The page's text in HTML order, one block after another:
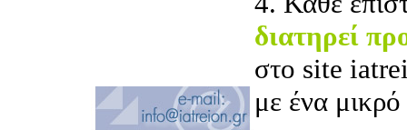
διατηρεί
στο site
με ένα